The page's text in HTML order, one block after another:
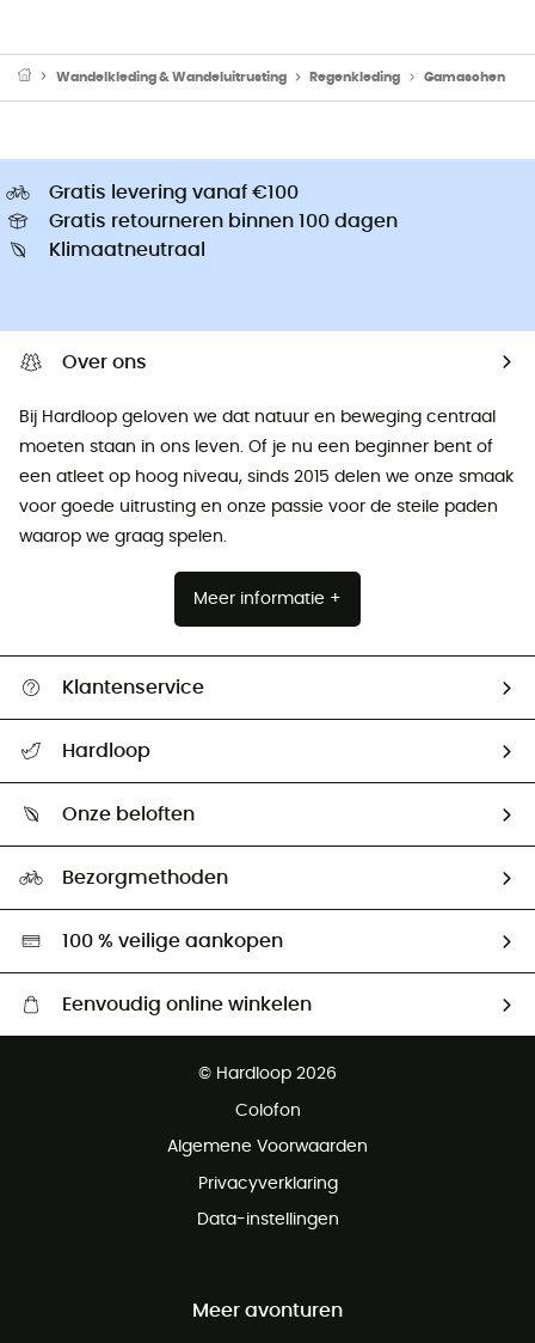
Wandelkleding & Wandeluitrusting Regenkleding Gamaschen
Gratis levering vanaf €100
Gratis retourneren binnen 100 dagen
Klimaatneutraal
Over ons
Bij Hardloop geloven we dat natuur en beweging centraal
moeten staan ​​in ons leven. Of je nu een beginner bent of
een atleet op hoog niveau, sinds 2015 delen we onze smaak
voor goede uitrusting en onze passie voor de steile paden
waarop we graag spelen.
Meer informatie +
Klantenservice
Retourzendingen & Terugbetalingen
Hardloop
Ambassadeurs
Onze beloften
Hardgreen
Bezorgmethoden
100 % veilige aankopen
Eenvoudig online winkelen
Gratis retourneren binnen 100 dagen
© Hardloop 2026
Colofon
Algemene Voorwaarden
Privacyverklaring
Data-instellingen
Meer avonturen